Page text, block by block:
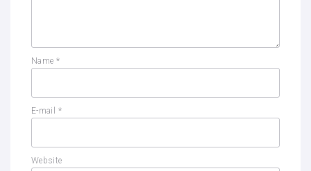
Name *
E-mail *
Website